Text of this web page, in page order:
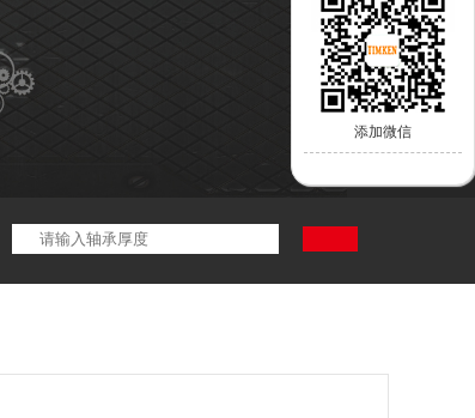
添加微信